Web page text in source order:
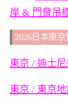
岸 & 門脅吊
2026日本東
東京 / 迪士
東京 / 東京